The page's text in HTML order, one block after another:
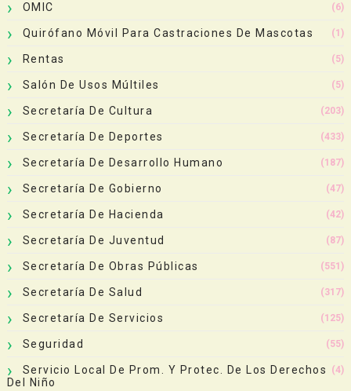
OMIC (6)
Quirófano Móvil Para Castraciones De Mascotas (1)
Rentas (5)
Salón De Usos Múltiles (5)
Secretaría De Cultura (203)
Secretaría De Deportes (433)
Secretaría De Desarrollo Humano (187)
Secretaría De Gobierno (47)
Secretaría De Hacienda (42)
Secretaría De Juventud (87)
Secretaría De Obras Públicas (551)
Secretaría De Salud (317)
Secretaría De Servicios (125)
Seguridad (55)
Servicio Local De Prom. Y Protec. De Los Derechos
Del Niño
(4)